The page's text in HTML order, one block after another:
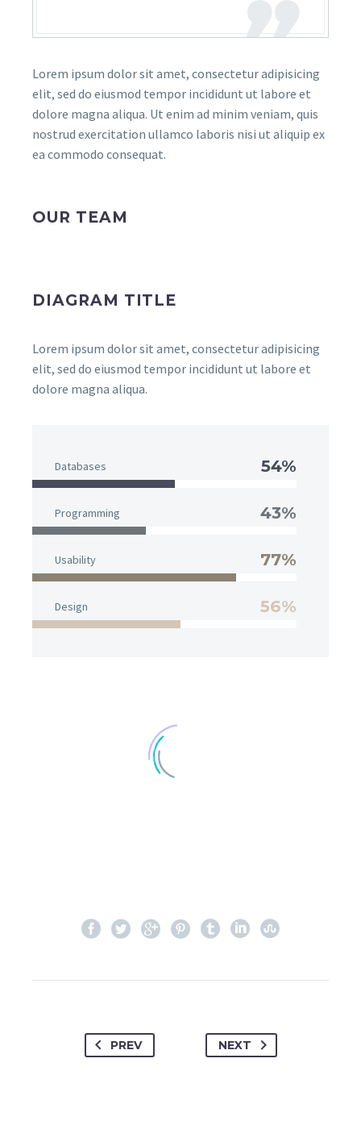
Lorem ipsum dolor sit amet, consectetur adipisicing
elit, sed do eiusmod tempor incididunt ut labore et
dolore magna aliqua. Ut enim ad minim veniam, quis
nostrud exercitation ullamco laboris nisi ut aliquip ex
ea commodo consequat.
OUR TEAM
DIAGRAM TITLE
Lorem ipsum dolor sit amet, consectetur adipisicing
elit, sed do eiusmod tempor incididunt ut labore et
dolore magna aliqua.
Databases 54%
Programming 43%
Usability 77%
Design 56%
PREV NEXT